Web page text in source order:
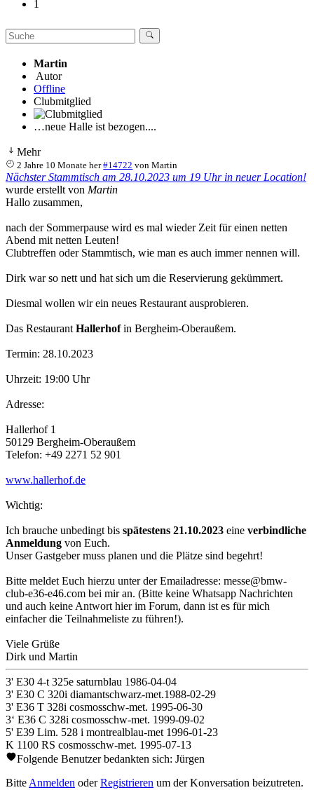
1
Martin
Autor
Offline
Clubmitglied
…neue Halle ist bezogen....
Mehr
2 Jahre 10 Monate her #14722 vonMartin
Nächster Stammtisch am 28.10.2023 um 19 Uhr in neuer Location!
wurde erstellt von Martin
Hallo zusammen,
nach der Sommerpause wird es mal wieder Zeit für einen netten
Abend mit netten Leuten!
Clubtreffen oder Stammtisch, wie man es auch immer nennen will.
Dirk war so nett und hat sich um die Reservierung gekümmert.
Diesmal wollen wir ein neues Restaurant ausprobieren.
Das Restaurant Hallerhofin Bergheim-Oberaußem.
Termin: 28.10.2023
Uhrzeit: 19:00 Uhr
Adresse:
Hallerhof 1
50129 Bergheim-Oberaußem
Telefon: +49 2271 52 901
www.hallerhof.de
Wichtig:
Ich brauche unbedingt bis spätestens 21.10.2023 eine verbindliche
Anmeldung von Euch.
Unser Gastgeber muss planen und die Plätze sind begehrt!
Bitte meldet Euch hierzu unter der Emailadresse: messe@bmw-
club-e36-e46.com bei mir an. (Bitte keine Whatsapp Nachrichten
und auch keine Antwort hier im Forum, dann ist es für mich
einfacher die Teilnahmeliste zu führen!).
Viele Grüße
Dirk und Martin
3' E30 4-t 325e saturnblau 1986-04-04
3' E30 C 320i diamantschwarz-met.1988-02-29
3' E36 T 328i cosmosschw-met. 1995-06-30
3‘ E36 C 328i cosmosschw-met. 1999-09-02
5' E39 Lim. 528 i montrealblau-met 1996-01-23
K 1100 RS cosmosschw-met. 1995-07-13
Folgende Benutzer bedankten sich: Jürgen
Bitte Anmelden oderRegistrieren um der Konversation beizutreten.